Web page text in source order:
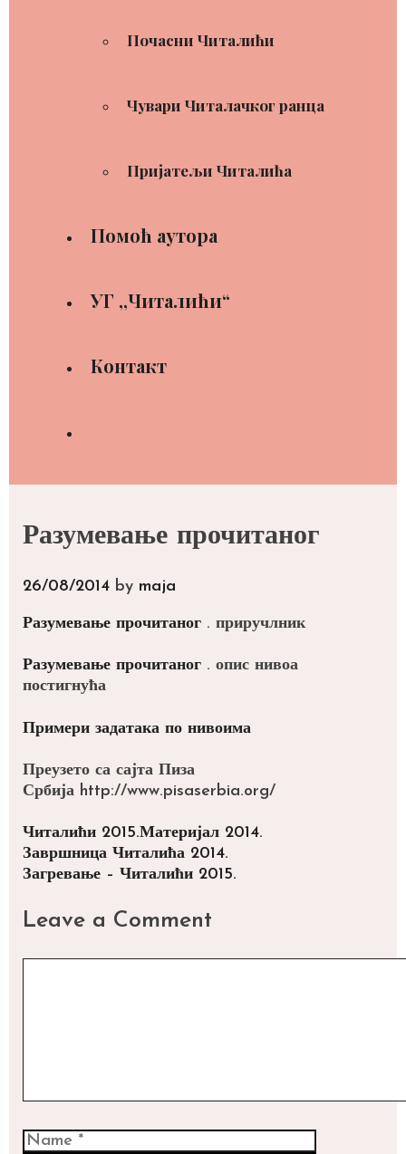
Почасни Читалићи
Чувари Читалачког ранца
Пријатељи Читалића
Помоћ аутора
УГ ,,Читалићи“
Контакт
Разумевање прочитаног
26/08/2014 by maja
Разумевање прочитаног . приручлник
Разумевање прочитаног . опис нивоа
постигнућа
Примери задатака по нивоима
Преузето са сајта Пиза
Србија http://www.pisaserbia.org/
Categories
Читалићи 2015.Tags
Материјал 2014.
Post
navigation
Завршница Читалића 2014.
Загревање – Читалићи 2015.
Leave a Comment
Name